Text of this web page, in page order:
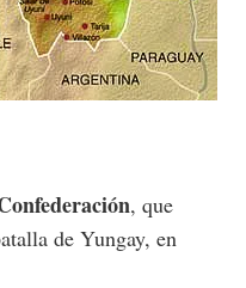
, que
de Yungay, en